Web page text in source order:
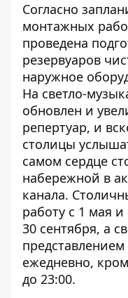
Согласно
монтажных
проведена
резервуаров
наружное
На светло-
обновлен и
репертуар, и
столицы
самом сердце
набережной в
канала.
работу с 1 мая
30 сентября, а
ежедневно,
до 23:00.